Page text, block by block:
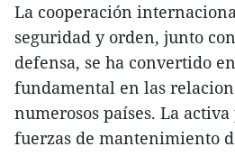
La cooperación
seguridad y orden, junto
defensa, se ha convertido
fundamental en las
numerosos países. La
fuerzas de mantenimiento